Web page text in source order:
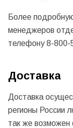
Более
менеджеров
телефону 8-800-
Доставка
Доставка
регионы России
так же возможен